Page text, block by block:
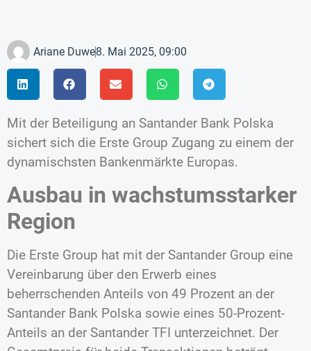
Ariane Duwe8. Mai 2025, 09:00
Mit der Beteiligung an Santander Bank Polska
sichert sich die Erste Group Zugang zu einem der
dynamischsten Bankenmärkte Europas.
Ausbau in wachstumsstarker
Region
Die Erste Group hat mit der Santander Group eine
Vereinbarung über den Erwerb eines
beherrschenden Anteils von 49 Prozent an der
Santander Bank Polska sowie eines 50-Prozent-
Anteils an der Santander TFI unterzeichnet. Der